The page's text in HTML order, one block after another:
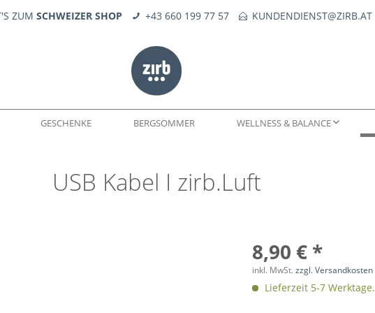
ZUM SCHWEIZER SHOP +43 660 199 77 57 KUNDENDIENST@ZIRB.AT
GESCHENKE BERGSOMMER WELLNESS & BALANCE
FEUERERLEBNIS
TROPFÖLE
ERSATZTEILE
USB Kabel I zirb.Luft
8,90 € *
inkl. MwSt.zzgl. Versandkosten
Lieferzeit 5-7 Werktage.